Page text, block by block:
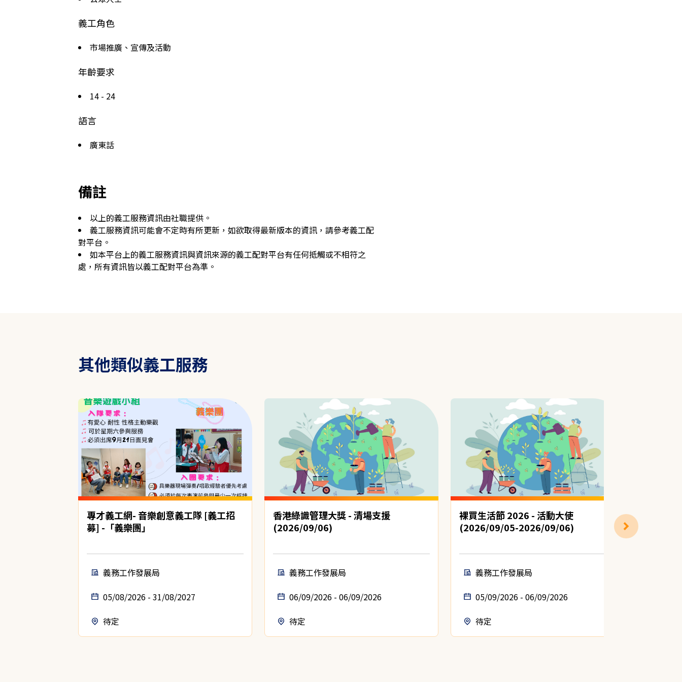
義工角色
市場推廣、宣傳及活動
年齡要求
14 - 24
語言
廣東話
備註
以上的義工服務資訊由社職提供。
義工服務資訊可能會不定時有所更新，如欲取得最新版本的資訊，請參考義工配
對平台。
如本平台上的義工服務資訊與資訊來源的義工配對平台有任何抵觸或不相符之
處，所有資訊皆以義工配對平台為準。
其他類似義工服務
專才義工網- 音樂創意義工隊 [義工招
募] -「義樂團」
義務工作發展局
05/08/2026 - 31/08/2027
待定
香港綠識管理大獎 - 清場支援
(2026/09/06)
義務工作發展局
06/09/2026 - 06/09/2026
待定
裸買生活節 2026 - 活動大使
(2026/09/05-2026/09/06)
義務工作發展局
05/09/2026 - 06/09/2026
待定